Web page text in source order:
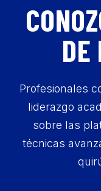
DE
Profesionales
liderazgo
sobre las
técnicas